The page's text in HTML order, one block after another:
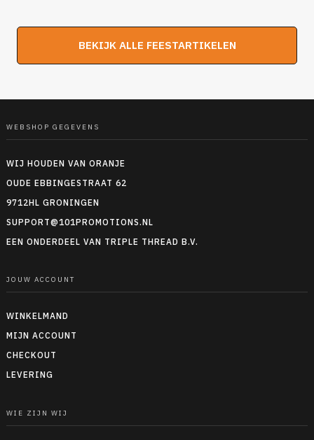
BEKIJK ALLE FEESTARTIKELEN
WEBSHOP GEGEVENS
WIJ HOUDEN VAN ORANJE
OUDE EBBINGESTRAAT 62
9712HL GRONINGEN
SUPPORT@101PROMOTIONS.NL
EEN ONDERDEEL VAN TRIPLE THREAD B.V.
JOUW ACCOUNT
WINKELMAND
MIJN ACCOUNT
CHECKOUT
LEVERING
WIE ZIJN WIJ